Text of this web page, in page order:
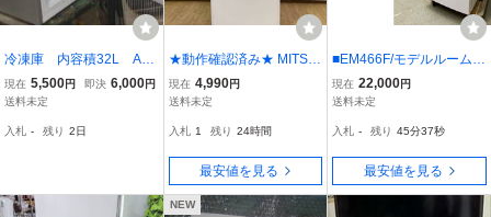
冷凍庫 内容積32L A-S
TAGE社製 ノンフロンR
600A（6H06）
現在 5,500円 即決 6,000円
送料未定
入札 - 残り 2日
★動作確認済み★ MITSU
BISHI ノンフロン冷凍庫
三菱 MF-U12N-W形 121L
ワイト 1ドア 激安 格安 大
阪 引き取り可
現在 4,990円
送料未定
入札 1 残り 24時間
最安値を見る
■EM466F/モデルルーム展
示使用品/ハイアール/ノン
フロン電気冷凍庫/JF-NU
現在 22,000円
送料未定
入札 - 残り 45分36秒
最安値を見る
NEW